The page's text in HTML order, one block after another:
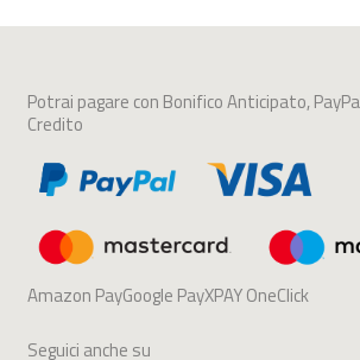
Potrai pagare con Bonifico Anticipato,
Credito
Amazon PayGoogle PayXPAY OneClick
Seguici anche su